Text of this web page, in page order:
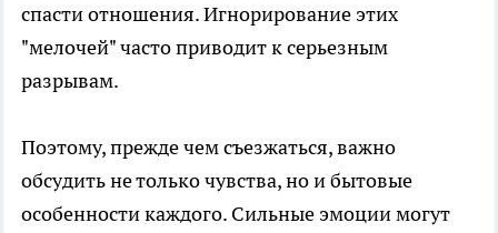
спасти отношения. Игнорирование этих
"мелочей" часто приводит к серьезным
разрывам.
Поэтому, прежде чем съезжаться, важно
обсудить не только чувства, но и бытовые
особенности каждого. Сильные эмоции могут